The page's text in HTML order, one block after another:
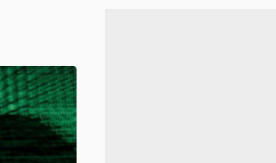
de Uso e Política de Privacidade do Canaltech.